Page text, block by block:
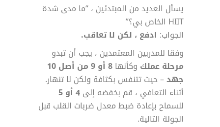
يسأل العديد من المبتدئين ، “ما مدى شدة
HIIT الخاص بي؟”
الجواب: ادفع ، لكن لا تعاقب.
وفقا للمدربين المعتمدين ، يجب أن تبدو
مرحلة عملك وكأنها
8 أو 9 من أصل 10
جهد– حيث تتنفس بكثافة ولكن لا تنهار.
أثناء التعافي ، قم بخفضه إلى4 أو 5
للسماح بإعادة ضبط معدل ضربات القلب قبل
الجولة التالية.